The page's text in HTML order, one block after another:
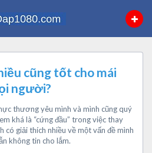
cũng tốt cho mái
người?
thương yêu mình và mình cũng quý
khá là “cứng đầu” trong việc thay
có giải thích nhiều về một vấn đề mình
không tin cho lắm.